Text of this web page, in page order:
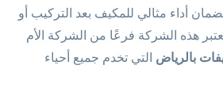
أداء مثالي للمكيف بعد التركيب أو
هذه الشركة فرعًا من الشركة الأم
بالرياض التي تخدم جميع أحياء